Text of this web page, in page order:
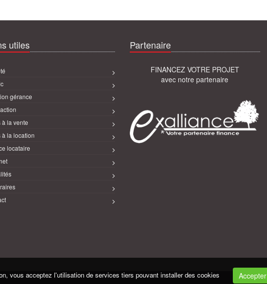
utiles
gérance
à la vente
à la location
locataire
Partenaire
FINANCEZ VOTRE PROJET
avec notre partenaire
vous acceptez l'utilisation de services tiers pouvant installer des cookies Accepter